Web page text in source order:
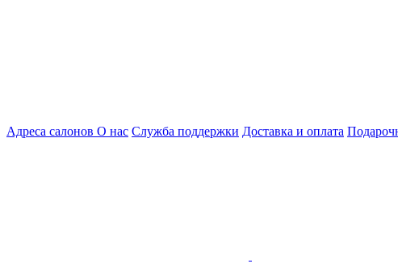
Адреса салонов О нас Служба поддержки Доставка и оплата